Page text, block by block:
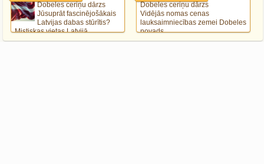
Dobeles ceriņu dārzs
Jūsuprāt fascinējošākais
Latvijas dabas stūrītis?
Mistiskas vietas Latvijā
Bolderāja: ko apskatīt, kur
Dobeles ceriņu dārzs
Vidējās nomas cenas
lauksaimniecības zemei Dobeles
novads